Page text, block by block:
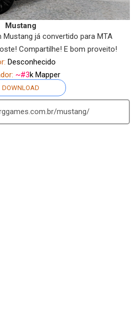
Mustang
Mustang já convertido para MTA
Compartilhe! E bom proveito!
Desconhecido
~#3k Mapper
DOWNLOAD
mustang/